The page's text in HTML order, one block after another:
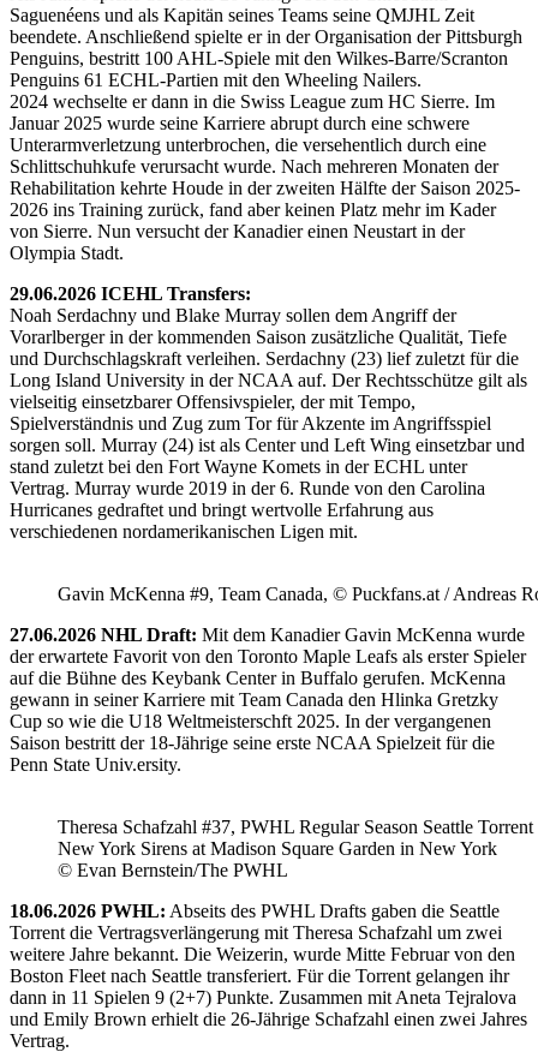
Saguenéens und als Kapitän seines Teams seine QMJHL Zeit
beendete. Anschließend spielte er in der Organisation der Pittsburgh
Penguins, bestritt 100 AHL-Spiele mit den Wilkes-Barre/Scranton
Penguins 61 ECHL-Partien mit den Wheeling Nailers.
2024 wechselte er dann in die Swiss League zum HC Sierre. Im
Januar 2025 wurde seine Karriere abrupt durch eine schwere
Unterarmverletzung unterbrochen, die versehentlich durch eine
Schlittschuhkufe verursacht wurde. Nach mehreren Monaten der
Rehabilitation kehrte Houde in der zweiten Hälfte der Saison 2025-
2026 ins Training zurück, fand aber keinen Platz mehr im Kader
von Sierre. Nun versucht der Kanadier einen Neustart in der
Olympia Stadt.
29.06.2026 ICEHL Transfers:
Noah Serdachny und Blake Murray sollen dem Angriff der
Vorarlberger in der kommenden Saison zusätzliche Qualität, Tiefe
und Durchschlagskraft verleihen. Serdachny (23) lief zuletzt für die
Long Island University in der NCAA auf. Der Rechtsschütze gilt als
vielseitig einsetzbarer Offensivspieler, der mit Tempo,
Spielverständnis und Zug zum Tor für Akzente im Angriffsspiel
sorgen soll. Murray (24) ist als Center und Left Wing einsetzbar und
stand zuletzt bei den Fort Wayne Komets in der ECHL unter
Vertrag. Murray wurde 2019 in der 6. Runde von den Carolina
Hurricanes gedraftet und bringt wertvolle Erfahrung aus
verschiedenen nordamerikanischen Ligen mit.
Gavin McKenna #9, Team Canada, © Puckfans.at / Andreas
27.06.2026 NHL Draft: Mit dem Kanadier Gavin McKenna wurde
der erwartete Favorit von den Toronto Maple Leafs als erster Spieler
auf die Bühne des Keybank Center in Buffalo gerufen. McKenna
gewann in seiner Karriere mit Team Canada den Hlinka Gretzky
Cup so wie die U18 Weltmeisterschft 2025. In der vergangenen
Saison bestritt der 18-Jährige seine erste NCAA Spielzeit für die
Penn State Univ.ersity.
Theresa Schafzahl #37, PWHL Regular Season Seattle Torrent
New York Sirens at Madison Square Garden in New York
© Evan Bernstein/The PWHL
18.06.2026 PWHL: Abseits des PWHL Drafts gaben die Seattle
Torrent die Vertragsverlängerung mit Theresa Schafzahl um zwei
weitere Jahre bekannt. Die Weizerin, wurde Mitte Februar von den
Boston Fleet nach Seattle transferiert. Für die Torrent gelangen ihr
dann in 11 Spielen 9 (2+7) Punkte. Zusammen mit Aneta Tejralova
und Emily Brown erhielt die 26-Jährige Schafzahl einen zwei Jahres
Vertrag.